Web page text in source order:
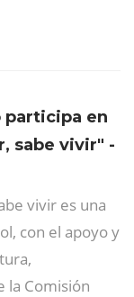
participa en
sabe vivir" -
vivir es una
con el apoyo y
la Comisión